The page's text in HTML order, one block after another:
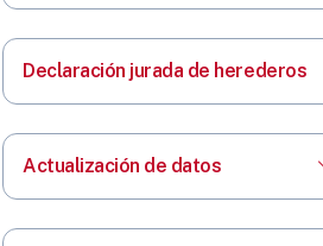
Declaración jurada de herederos
Actualización de datos